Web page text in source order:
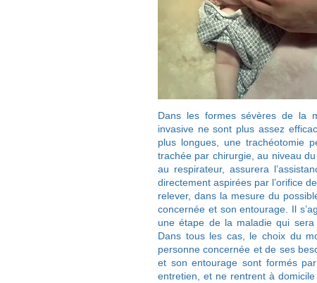
Dans les formes sévères de la
invasive ne sont plus assez
plus longues, une trachéotomie
trachée par chirurgie, au niveau
au respirateur, assurera
directement aspirées par l’orifice
relever, dans la mesure du
concernée et son entourage. Il
une étape de la maladie qui sera
Dans tous les cas, le choix du
personne concernée et de ses
et son entourage sont formés
entretien, et ne rentrent à